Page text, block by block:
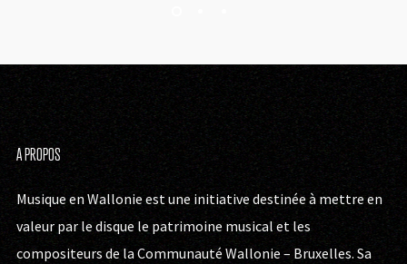
A PROPOS
Musique en Wallonie est une initiative destinée à mettre en
valeur par le disque le patrimoine musical et les
compositeurs de la Communauté Wallonie – Bruxelles. Sa